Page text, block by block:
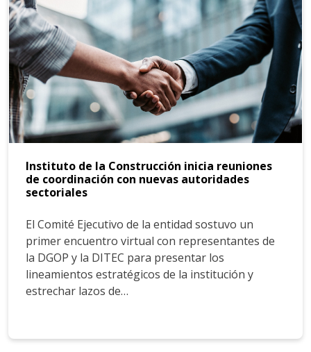
Instituto de la Construcción inicia reuniones
de coordinación con nuevas autoridades
sectoriales
El Comité Ejecutivo de la entidad sostuvo un
primer encuentro virtual con representantes de
la DGOP y la DITEC para presentar los
lineamientos estratégicos de la institución y
estrechar lazos de…